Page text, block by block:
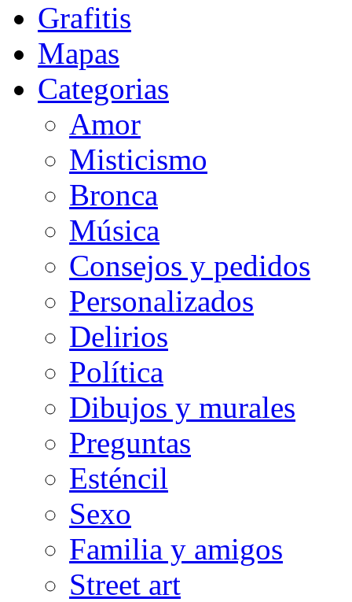
Grafitis
Mapas
Categorias
Amor
Misticismo
Bronca
Música
Consejos y pedidos
Personalizados
Delirios
Política
Dibujos y murales
Preguntas
Esténcil
Sexo
Familia y amigos
Street art